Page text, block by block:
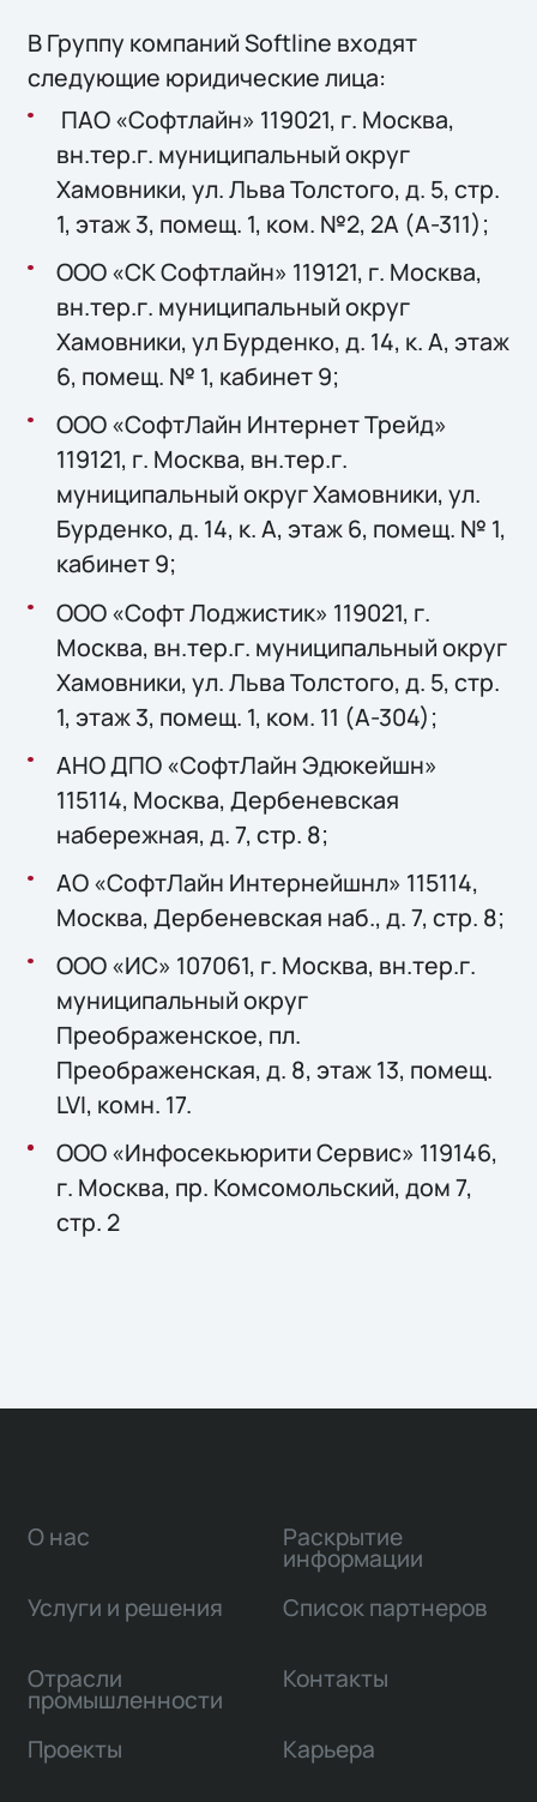
В Группу компаний Softline входят
следующие юридические лица:
ПАО «Софтлайн» 119021, г. Москва,
вн.тер.г. муниципальный округ
Хамовники, ул. Льва Толстого, д. 5, стр.
1, этаж 3, помещ. 1, ком. №2, 2А (А-311);
ООО «СК Софтлайн» 119121, г. Москва,
вн.тер.г. муниципальный округ
Хамовники, ул Бурденко, д. 14, к. А, этаж
6, помещ. № 1, кабинет 9;
ООО «СофтЛайн Интернет Трейд»
119121, г. Москва, вн.тер.г.
муниципальный округ Хамовники, ул.
Бурденко, д. 14, к. А, этаж 6, помещ. № 1,
кабинет 9;
ООО «Софт Лоджистик» 119021, г.
Москва, вн.тер.г. муниципальный округ
Хамовники, ул. Льва Толстого, д. 5, стр.
1, этаж 3, помещ. 1, ком. 11 (А-304);
АНО ДПО «СофтЛайн Эдюкейшн»
115114, Москва, Дербеневская
набережная, д. 7, стр. 8;
АО «СофтЛайн Интернейшнл» 115114,
Москва, Дербеневская наб., д. 7, стр. 8;
ООО «ИС» 107061, г. Москва, вн.тер.г.
муниципальный округ
Преображенское, пл.
Преображенская, д. 8, этаж 13, помещ.
LVI, комн. 17.
ООО «Инфосекьюрити Сервис» 119146,
г. Москва, пр. Комсомольский, дом 7,
стр. 2
О нас
Услуги и решения
Отрасли
промышленности
Проекты
Раскрытие
информации
Список партнеров
Контакты
Карьера